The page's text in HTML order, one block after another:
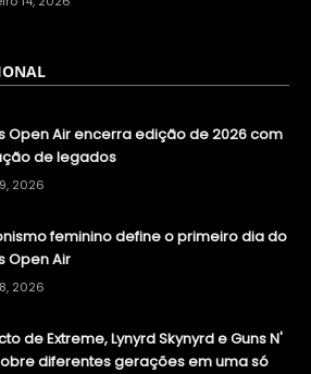
Open Air encerra edição de 2026 com
de legados
2026
feminino define o primeiro dia do
Open Air
2026
de Extreme, Lynyrd Skynyrd e Guns N'
diferentes gerações em uma só